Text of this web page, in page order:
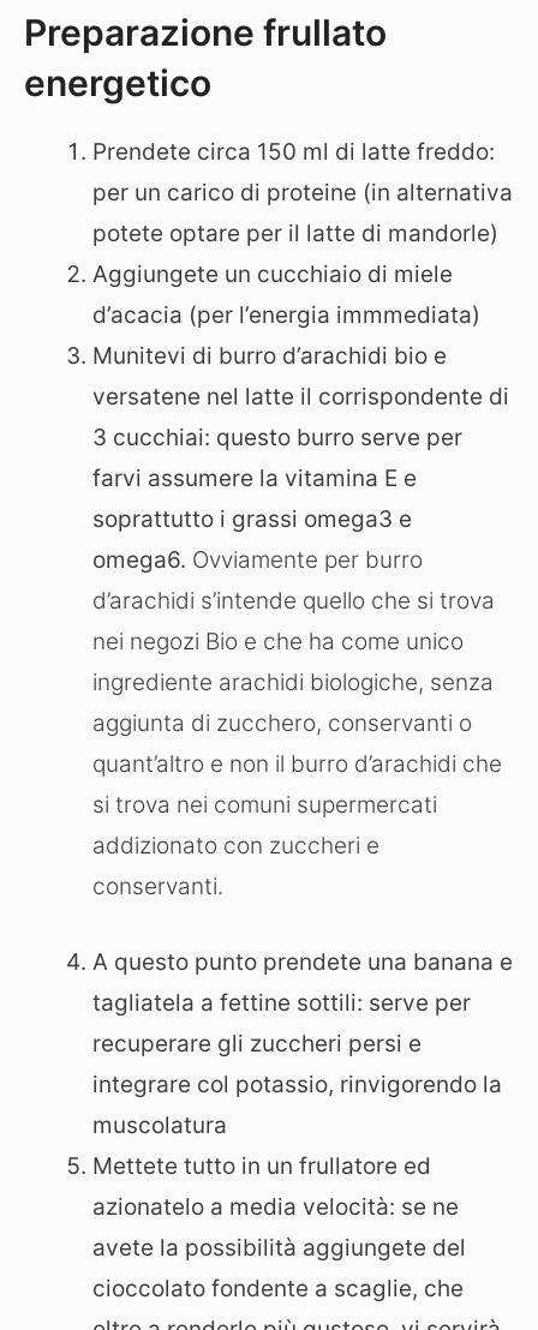
Preparazione frullato
energetico
Prendete circa 150 ml di latte freddo:
per un carico di proteine (in alternativa
potete optare per il latte di mandorle)
Aggiungete un cucchiaio di miele
d’acacia (per l’energia immmediata)
Munitevi di burro d’arachidi bio e
versatene nel latte il corrispondente di
3 cucchiai: questo burro serve per
farvi assumere la vitamina E e
soprattutto i grassi omega3 e
omega6. Ovviamente per burro
d’arachidi s’intende quello che si trova
nei negozi Bio e che ha come unico
ingrediente arachidi biologiche, senza
aggiunta di zucchero, conservanti o
quant’altro e non il burro d’arachidi che
si trova nei comuni supermercati
addizionato con zuccheri e
conservanti.
A questo punto prendete una banana e
tagliatela a fettine sottili: serve per
recuperare gli zuccheri persi e
integrare col potassio, rinvigorendo la
muscolatura
Mettete tutto in un frullatore ed
azionatelo a media velocità: se ne
avete la possibilità aggiungete del
cioccolato fondente a scaglie, che